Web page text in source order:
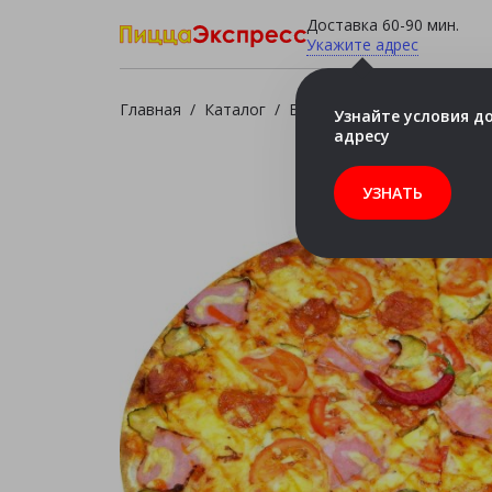
Доставка 60-90 мин.
Укажите адрес
Главная / Каталог / Бесплатно / Чилийская
Узнайте условия
адресу
УЗНАТЬ